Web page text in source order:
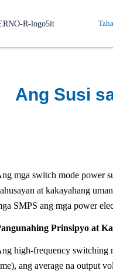
Ang Susi
mga switch mode power
at kakayahang
SMPS ang mga power
Prinsipyo at
high-frequency switching
ang average na output